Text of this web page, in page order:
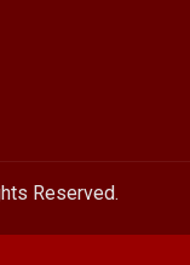
Reserved.